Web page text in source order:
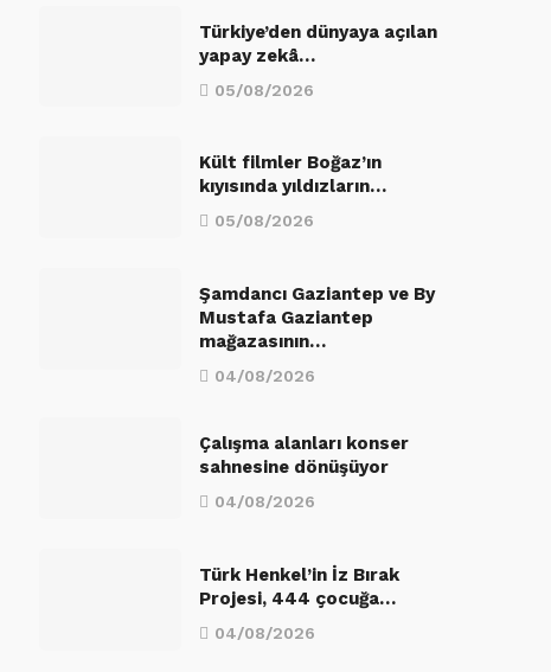
Türkiye’den dünyaya açılan
yapay zekâ…
05/08/2026
Kült filmler Boğaz’ın
kıyısında yıldızların…
05/08/2026
Şamdancı Gaziantep ve By
Mustafa Gaziantep
mağazasının…
04/08/2026
Çalışma alanları konser
sahnesine dönüşüyor
04/08/2026
Türk Henkel’in İz Bırak
Projesi, 444 çocuğa…
04/08/2026